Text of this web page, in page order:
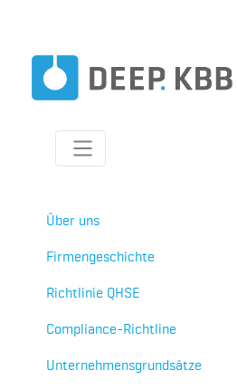
Über uns
Firmengeschichte
Richtlinie QHSE
Compliance-Richtline
Unternehmensgrundsätze